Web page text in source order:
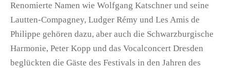
Renomierte Namen wie Wolfgang Katschner und seine
Lautten-Compagney, Ludger Rémy und Les Amis de
Philippe gehören dazu, aber auch die Schwarzburgische
Harmonie, Peter Kopp und das Vocalconcert Dresden
beglückten die Gäste des Festivals in den Jahren des